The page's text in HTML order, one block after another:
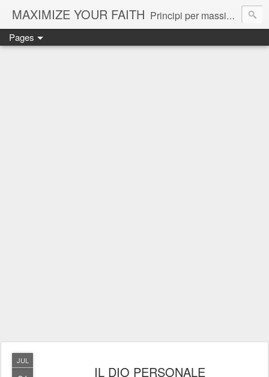
MAXIMIZE YOUR FAITH Principi per massimizzare la propria fede e ottenere il massimo da Dio.
Pages
JUL
IL DIO PERSONALE